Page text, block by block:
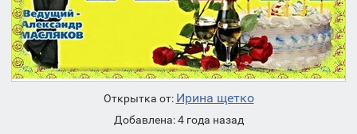
Открытка от: Ирина щетко
Добавлена: 4 года назад